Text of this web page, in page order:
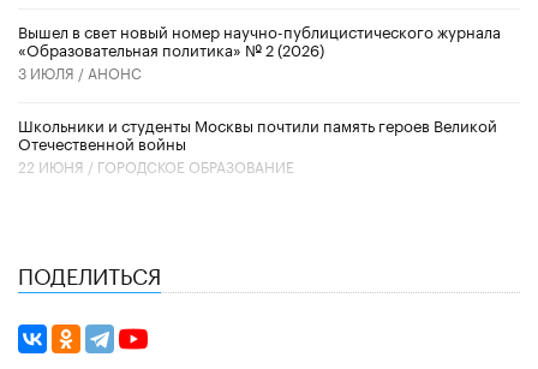
Вышел в свет новый номер научно-публицистического журнала
«Образовательная политика» № 2 (2026)
3 ИЮЛЯ / АНОНС
Школьники и студенты Москвы почтили память героев Великой
Отечественной войны
22 ИЮНЯ / ГОРОДСКОЕ ОБРАЗОВАНИЕ
ПОДЕЛИТЬСЯ